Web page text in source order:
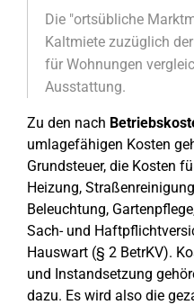
Die "ortsübliche
Kaltmiete zuzüglich
für Wohnungen
Ausstattung.
Zu den nach
umlagefähigen Kosten
Grundsteuer, die Kosten
Heizung,
Beleuchtung,
Sach- und
Hauswart (§ 2 BetrKV).
und Instandsetzung
dazu. Es wird also die